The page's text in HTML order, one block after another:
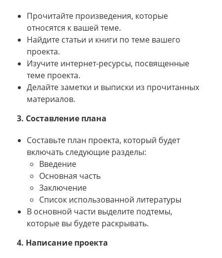
Прочитайте произведения, которые
относятся к вашей теме.
Найдите статьи и книги по теме вашего
проекта.
Изучите интернет-ресурсы, посвященные
теме проекта.
Делайте заметки и выписки из прочитанных
материалов.
3. Составление плана
Составьте план проекта, который будет
включать следующие разделы:
Введение
Основная часть
Заключение
Список использованной литературы
В основной части выделите подтемы,
которые вы будете раскрывать.
4. Написание проекта